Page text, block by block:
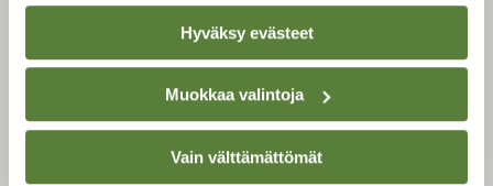
Hyväksy evästeet
Muokkaa valintoja
Vain välttämättömätSUOMEN LUONNON­
SUOJELU­LIITTO